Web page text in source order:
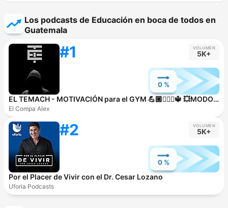
Los podcasts de Educación en boca de todos en
Guatemala
#1 VOLUMEN
5K+
0 %
EL TEMACH - MOTIVACIÓN para el GYM 💪🏼🏋🏻‍♀🔱 💥MODO GUERRA💥
El Compa Alex
#2 VOLUMEN
5K+
0 %
Por el Placer de Vivir con el Dr. Cesar Lozano
Uforia Podcasts